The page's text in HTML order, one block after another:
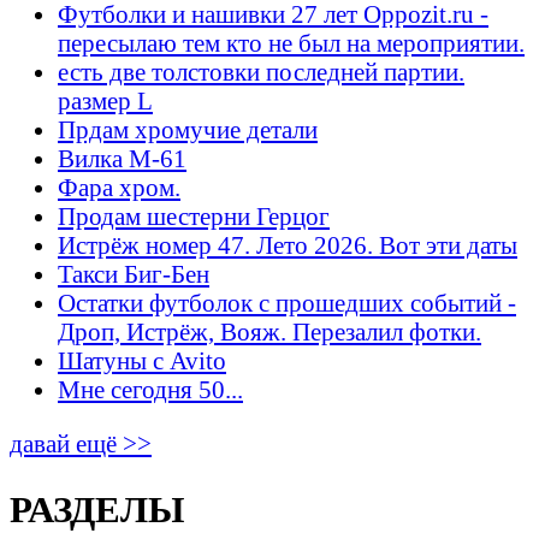
Футболки и нашивки 27 лет Oppozit.ru -
пересылаю тем кто не был на мероприятии.
есть две толстовки последней партии.
размер L
Прдам хромучие детали
Вилка М-61
Фара хром.
Продам шестерни Герцог
Истрёж номер 47. Лето 2026. Вот эти даты
Такси Биг-Бен
Остатки футболок с прошедших событий -
Дроп, Истрёж, Вояж. Перезалил фотки.
Шатуны с Avito
Мне сегодня 50...
давай ещё >>
РАЗДЕЛЫ